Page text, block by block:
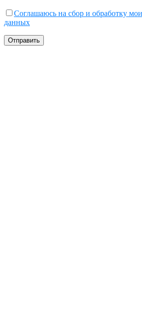
Соглашаюсь на сбор и обработку
данных